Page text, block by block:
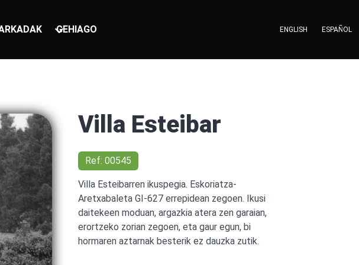
GEHIAGO ENGLISH ESPAÑOL
Villa Esteibar
Ref: 00545
Villa Esteibarren ikuspegia. Eskoriatza-
Aretxabaleta GI-627 errepidean zegoen. Ikusi
daitekeen moduan, argazkia atera zen garaian,
erortzeko zorian zegoen, eta gaur egun, bi
hormaren aztarnak besterik ez dauzka zutik.